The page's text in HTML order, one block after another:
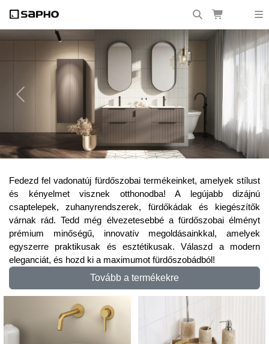
Previous
trendekkel!
Fedezd fel vadonatúj fürdőszobai termékeinket, amelyek stílust
és kényelmet visznek otthonodba! A legújabb dizájnú
csaptelepek, zuhanyrendszerek, fürdőkádak és kiegészítők
várnak rád. Tedd még élvezetesebbé a fürdőszobai élményt
prémium minőségű, innovatív megoldásainkkal, amelyek
egyszerre praktikusak és esztétikusak. Válaszd a modern
eleganciát, és hozd ki a maximumot fürdőszobádból!
Tovább a termékekre